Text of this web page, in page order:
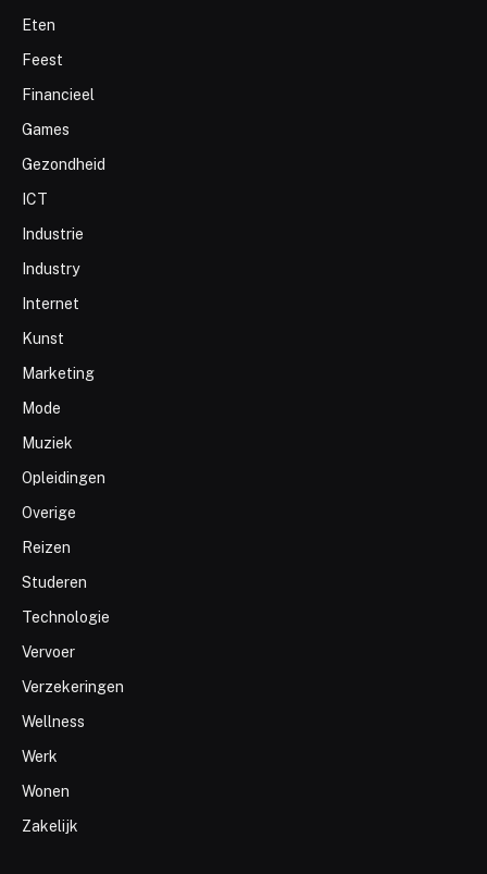
Eten
Feest
Financieel
Games
Gezondheid
ICT
Industrie
Industry
Internet
Kunst
Marketing
Mode
Muziek
Opleidingen
Overige
Reizen
Studeren
Technologie
Vervoer
Verzekeringen
Wellness
Werk
Wonen
Zakelijk